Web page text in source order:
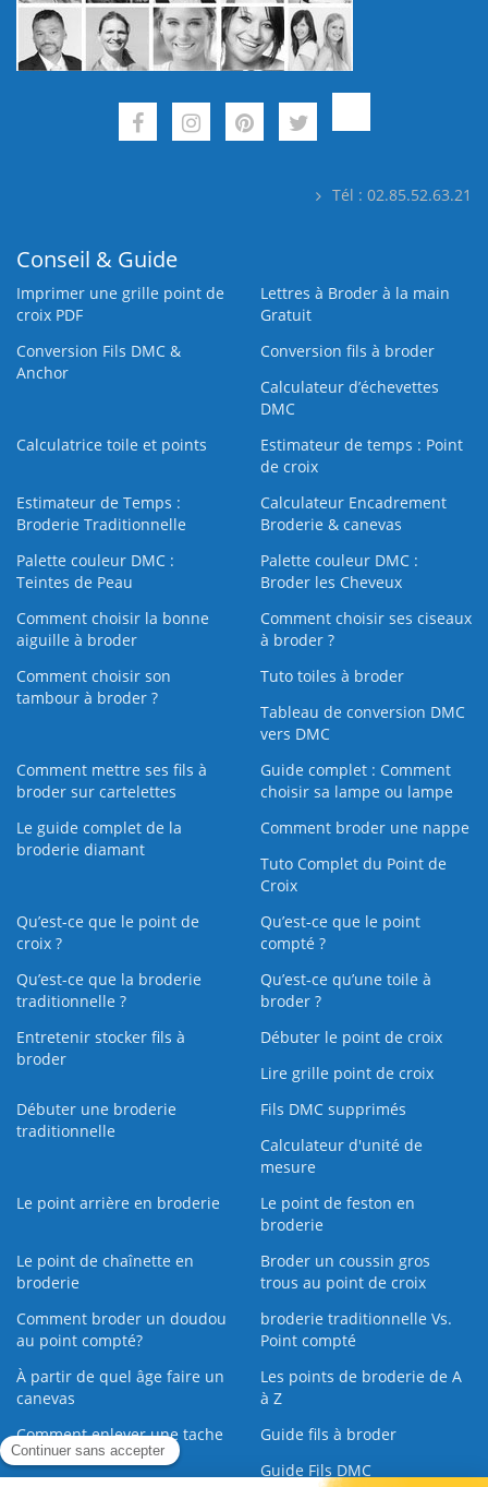
Tél : 02.85.52.63.21
Conseil & Guide
Imprimer une grille point de
croix PDF
Lettres à Broder à la main
Gratuit
Conversion Fils DMC &
Anchor
Conversion fils à broder
Calculateur d’échevettes
DMC
Calculatrice toile et points
Estimateur de temps : Point
de croix
Estimateur de Temps :
Broderie Traditionnelle
Calculateur Encadrement
Broderie & canevas
Palette couleur DMC :
Teintes de Peau
Palette couleur DMC :
Broder les Cheveux
Comment choisir la bonne
aiguille à broder
Comment choisir ses ciseaux
à broder ?
Comment choisir son
tambour à broder ?
Tuto toiles à broder
Tableau de conversion DMC
vers DMC
Comment mettre ses fils à
broder sur cartelettes
Guide complet : Comment
choisir sa lampe ou lampe
Le guide complet de la
broderie diamant
Comment broder une nappe
Tuto Complet du Point de
Croix
Qu’est-ce que le point de
croix ?
Qu’est-ce que le point
compté ?
Qu’est-ce que la broderie
traditionnelle ?
Qu’est‑ce qu’une toile à
broder ?
Entretenir stocker fils à
broder
Débuter le point de croix
Lire grille point de croix
Débuter une broderie
traditionnelle
Fils DMC supprimés
Calculateur d'unité de
mesure
Le point arrière en broderie
Le point de feston en
broderie
Le point de chaînette en
broderie
Broder un coussin gros
trous au point de croix
Comment broder un doudou
au point compté?
broderie traditionnelle Vs.
Point compté
À partir de quel âge faire un
canevas
Les points de broderie de A
à Z
Comment enlever une tache
sur une broderie
Guide fils à broder
Guide Fils DMC